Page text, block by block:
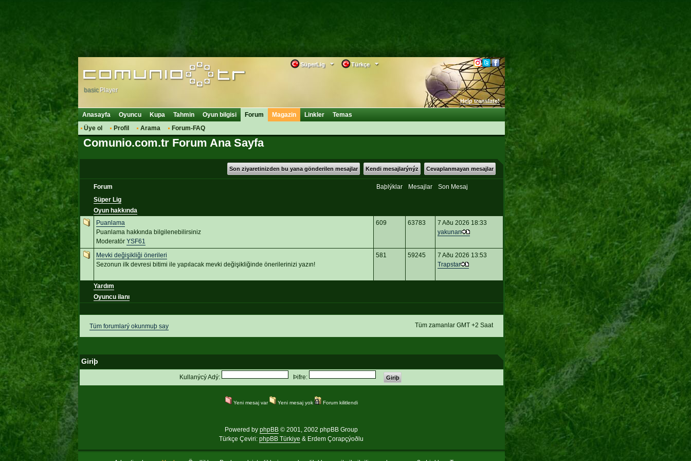
Türkçe
SüperLig
Help translate!
basic Player
Anasayfa Oyuncu Kupa Tahmin Oyun bilgisi
Forum
Üye ol
Profil Arama Forum-FAQ
Magazin Linkler Temas
Comunio.com.tr Forum Ana Sayfa
Son ziyaretinizden bu yana gönderilen mesajlar Kendi mesajlarýnýz Cevaplanmayan mesajlar
Forum Baþlýklar Mesajlar
Son Mesaj
Süper Lig
Oyun hakkında
Puanlama
Puanlama hakkında bilgilenebilirsiniz
Moderatör YSF61
609 63783
7 Aðu 2026 18:33
yakunan
Mevki değişikliği önerileri
Sezonun ilk devresi bitimi ile yapılacak mevki değişikliğinde önerilerinizi yazın!
581 59245
7 Aðu 2026 13:53
Trapstar
Yardım
Oyuncu ilanı
Tüm zamanlar GMT +2 Saat
Tüm forumlarý okunmuþ say
Giriþ
Kullanýcý Adý: Þifre:
Yeni mesaj var Yeni mesaj yok Forum kilitlendi
Powered by phpBB © 2001, 2002 phpBB Group
Türkçe Çeviri: phpBB Türkiye & Erdem Çorapçýoðlu